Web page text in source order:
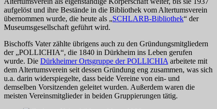
aufgelöst und ihre Bestände in die Bibliothek vom Altertumsverein
übernommen wurde, die heute als „SCHLARB-Bibliothek“ der
Museumsgesellschaft geführt wird.
Bischoffs Vater zählte übrigens auch zu den Gründungsmitgliedern
der „POLLICHIA“, die 1840 in Dürkheim ins Leben gerufen
wurde. Die Dürkheimer Ortsgruppe der POLLICHIA arbeitete mit
dem Altertumsverein seit dessen Gründung eng zusammen, was sich
u.a. darin widerspiegelte, dass beide Vereine von ein- und
demselben Vorsitzenden geleitet wurden. Außerdem waren die
meisten Vereinsmitglieder in beiden Gruppierungen tätig.